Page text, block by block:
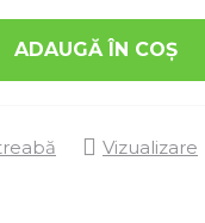
ADAUGĂ ÎN COŞ
Vizualizare